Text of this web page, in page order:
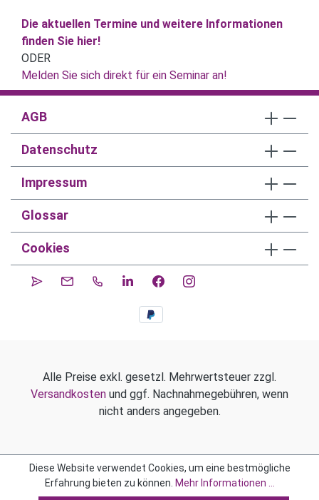
Die aktuellen Termine und weitere Informationen
finden Sie hier!
ODER
Melden Sie sich direkt für ein Seminar an!
AGB
Datenschutz
Impressum
Glossar
Cookies
Alle Preise exkl. gesetzl. Mehrwertsteuer zzgl.
Versandkosten und ggf. Nachnahmegebühren, wenn
nicht anders angegeben.
Diese Website verwendet Cookies, um eine bestmögliche
Erfahrung bieten zu können. Mehr Informationen ...